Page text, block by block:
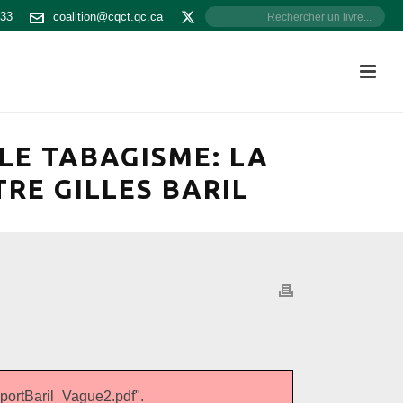
coalition@cqct.qc.ca
TABAGISME: LA
GILLES BARIL